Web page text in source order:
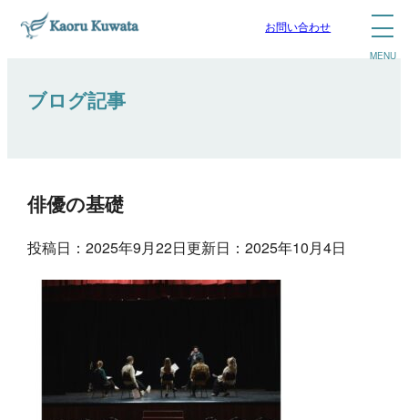
お問い合わせ
ブログ記事
俳優の基礎
投稿日：2025年9月22日更新日：2025年10月4日